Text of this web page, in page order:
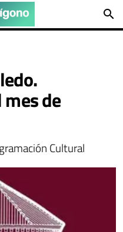
search
de
Cultural